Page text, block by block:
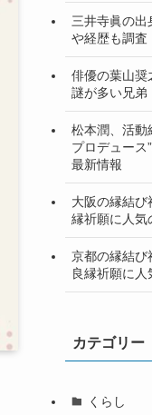
三井寺眞の出
や経歴も調査
俳優の葉山奨
謎が多い兄弟
松本潤、活動
プロデュース
最新情報
大阪の縁結び
縁祈願に人気
京都の縁結び
良縁祈願に
カテゴリー
くらし